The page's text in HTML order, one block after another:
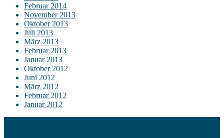
Februar 2014
November 2013
Oktober 2013
Juli 2013
März 2013
Februar 2013
Januar 2013
Oktober 2012
Juni 2012
März 2012
Februar 2012
Januar 2012